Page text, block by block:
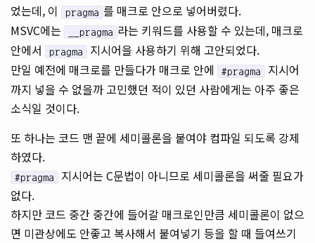
었는데, 이
pragma 를 매크로 안으로 넣어버렸다.
MSVC에는
__pragma 라는 키워드를 사용할 수 있는데, 매크로
안에서
pragma
지시어을 사용하기 위해 고안되었다.
만일 예전에 매크로를 만들다가 매크로 안에
#pragma
지시어
까지 넣을 수 없을까 고민했던 적이 있던 사람에게는 아주 좋은
소식일 것이다.
또 하나는 코드 맨 끝에 세미콜론을 붙여야 컴파일 되도록 강제
하였다.
#pragma
지시어는 C문법이 아니므로 세미콜론을 써줄 필요가
없다.
하지만 코드 중간 중간에 들어갈 매크로인만큼 세미콜론이 없으
면 미관상에도 안좋고 복사해서 붙여넣기 등을 할 때 들여쓰기